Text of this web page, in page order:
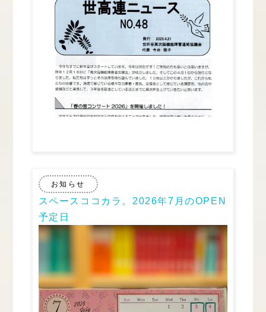
お知らせ
スペースココカラ。2026年7月のOPEN
予定日